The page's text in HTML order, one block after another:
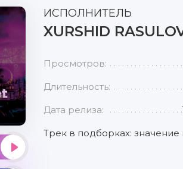
ИСПОЛНИТЕЛЬ
XURSHID
Просмотров:
Длительность:
Дата релиза:
Трек в подборках: значение